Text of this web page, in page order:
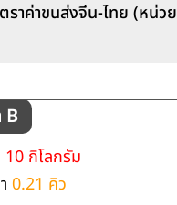
ราค่าขนส่งจีน-ไทย (หน่ว
B
10 กิโลกรัม
0.21 คิว